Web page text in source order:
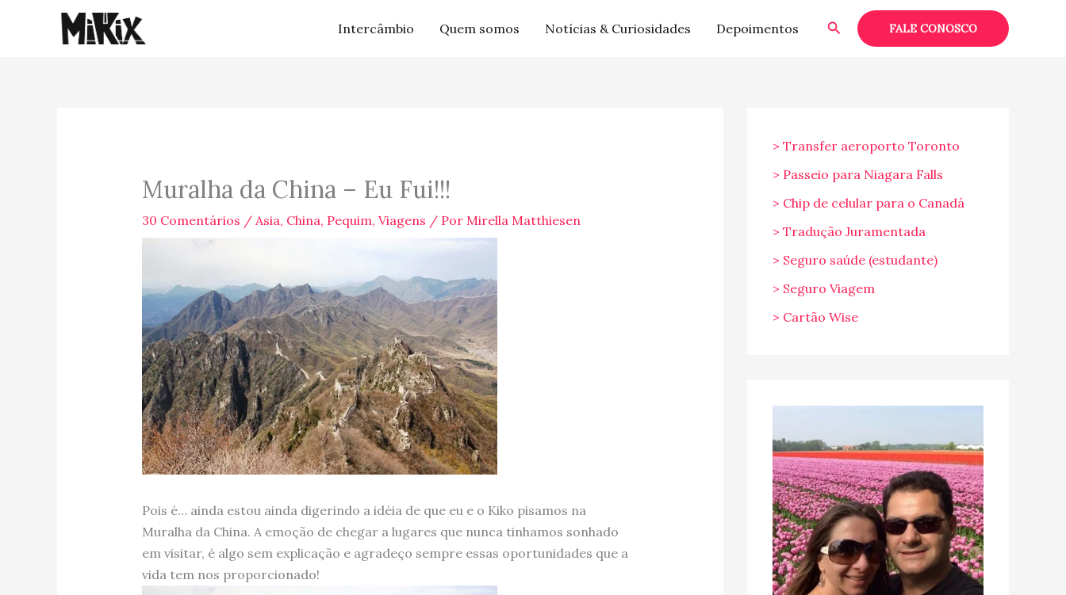
Intercâmbio Quem somos Notícias & Curiosidades Depoimentos PesquisarFALE CONOSCO
Muralha da China – Eu Fui!!!
30 Comentários / Asia, China, Pequim, Viagens / Por Mirella Matthiesen
Pois é… ainda estou ainda digerindo a idéia de que eu e o Kiko pisamos na
Muralha da China. A emoção de chegar a lugares que nunca tinhamos sonhado
em visitar, é algo sem explicação e agradeço sempre essas oportunidades que a
vida tem nos proporcionado!
> Transfer aeroporto Toronto
> Passeio para Niagara Falls
> Chip de celular para o Canadá
> Tradução Juramentada
> Seguro saúde (estudante)
> Seguro Viagem
> Cartão Wise